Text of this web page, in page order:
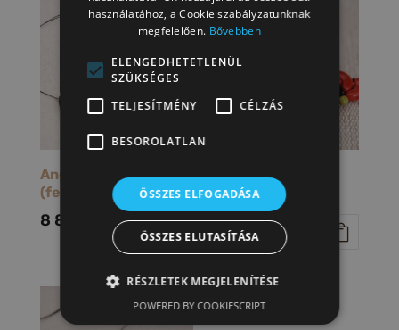
Angyal nyakék
(fekete-piros)
8 800
Matyó virágos
fülbevaló
horgas
15 400
használatához, a Cookie szabályzatunknak
megfelelően. Bővebben
ELENGEDHETETLENÜL
SZÜKSÉGES
TELJESÍTMÉNY
CÉLZÁS
BESOROLATLAN
ÖSSZES ELFOGADÁSA
ÖSSZES ELUTASÍTÁSA
RÉSZLETEK MEGJELENÍTÉSE
POWERED BY COOKIESCRIPT